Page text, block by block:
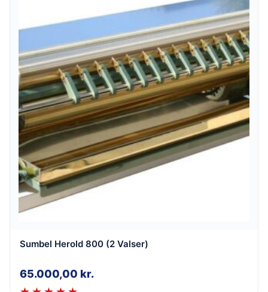
Sumbel Herold 800 (2 Valser)
65.000,00 kr.